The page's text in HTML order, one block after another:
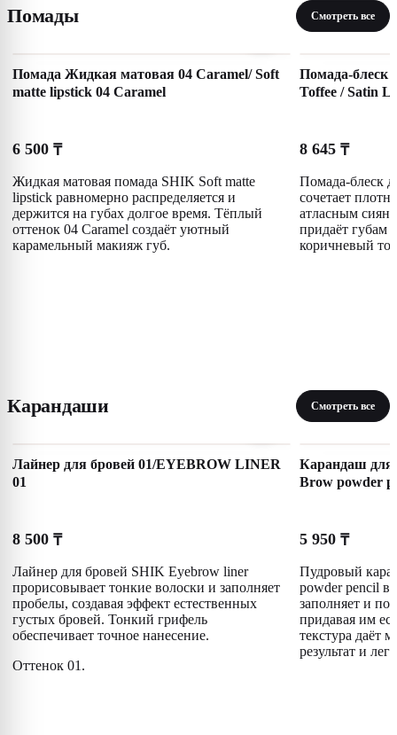
Помады Смотреть все
Помада Жидкая матовая 04 Caramel/ Soft
matte lipstick 04 Caramel
6 500 ₸
Жидкая матовая помада SHIK Soft matte
lipstick равномерно распределяется и
держится на губах долгое время. Тёплый
оттенок 04 Caramel создаёт уютный
карамельный макияж губ.
Помада-блеск
Toffee / Satin
8 645 ₸
Помада-блеск
сочетает
атласным
придаёт губам
коричневый
Карандаши Смотреть все
Лайнер для бровей 01/EYEBROW LINER
01
8 500 ₸
Лайнер для бровей SHIK Eyebrow liner
прорисовывает тонкие волоски и заполняет
пробелы, создавая эффект естественных
густых бровей. Тонкий грифель
обеспечивает точное нанесение.
Оттенок 01.
Карандаш для
Brow powder
5 950 ₸
Пудровый
powder pencil в
заполняет и
придавая им
текстура даёт
результат и